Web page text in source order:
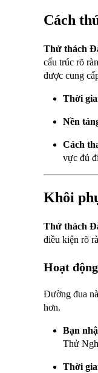
Cách
Thử thách
cấu trúc rõ
được cung
Thời
Nền
Cách
vực đủ
Khôi
Thử thách
điều kiện rõ
Hoạt
Đường đua
hơn.
Bạn
Thử
Thời